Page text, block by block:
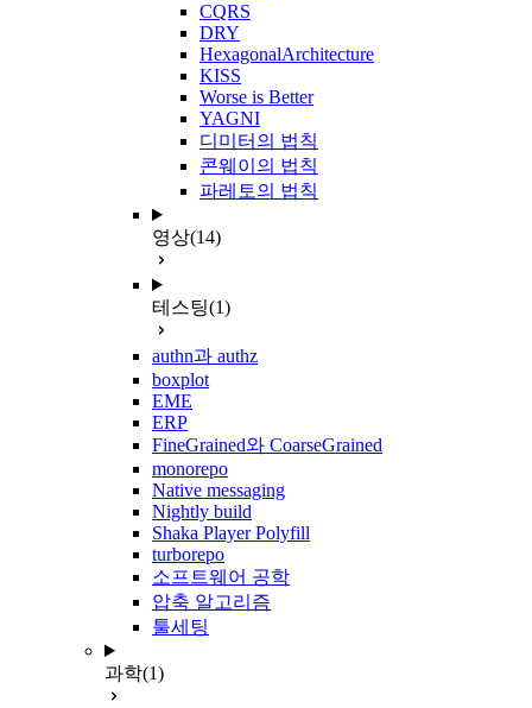
CQRS
DRY
HexagonalArchitecture
KISS
Worse is Better
YAGNI
디미터의 법칙
콘웨이의 법칙
파레토의 법칙
영상(14)
테스팅(1)
authn과 authz
boxplot
EME
ERP
FineGrained와 CoarseGrained
monorepo
Native messaging
Nightly build
Shaka Player Polyfill
turborepo
소프트웨어 공학
압축 알고리즘
툴세팅
과학(1)